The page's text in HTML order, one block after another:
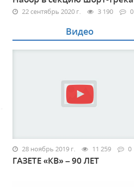
22 сентябрь 2020 г. 3 190 0
Видео
28 ноябрь 2019 г. 11 259 0
ГАЗЕТЕ «КВ» – 90 ЛЕТ